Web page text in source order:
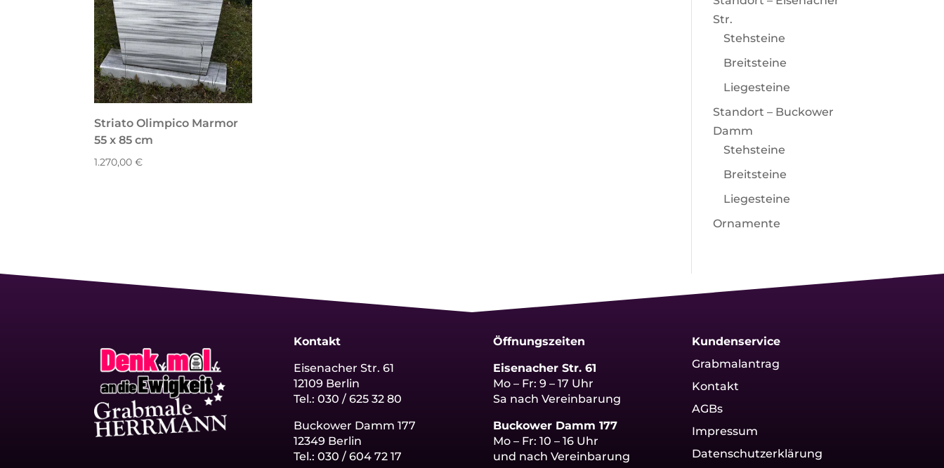
Striato Olimpico Marmor
55 x 85 cm
1.270,00€
Str.
Stehsteine
Breitsteine
Liegesteine
Standort – Buckower
Damm
Stehsteine
Breitsteine
Liegesteine
Ornamente
Kontakt
Eisenacher Str. 61
12109 Berlin
Tel.: 030 / 625 32 80
Buckower Damm 177
12349 Berlin
Tel.: 030 / 604 72 17
Öffnungszeiten
Eisenacher Str. 61
Mo – Fr: 9 – 17 Uhr
Sa nach Vereinbarung
Buckower Damm 177
Mo – Fr: 10 – 16 Uhr
und nach Vereinbarung
Kundenservice
Grabmalantrag
Kontakt
AGBs
Impressum
Datenschutzerklärung